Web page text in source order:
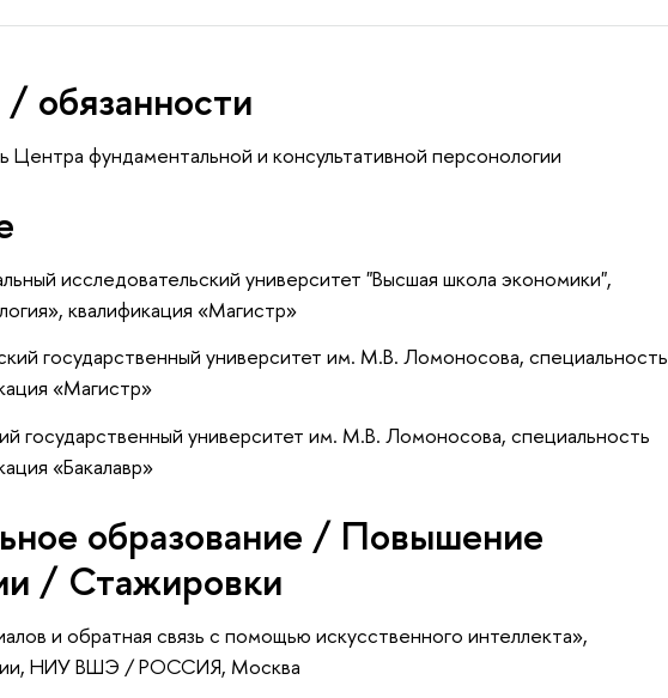
обязанности
Центра фундаментальной и консультативной персонологии
исследовательский университет "Высшая школа экономики",
квалификация «Магистр»
государственный университет им. М.В. Ломоносова, специальность
«Магистр»
государственный университет им. М.В. Ломоносова, специальность
«Бакалавр»
образование / Повышение
/ Стажировки
и обратная связь с помощью искусственного интеллекта»,
, НИУ ВШЭ / РОССИЯ, Москва